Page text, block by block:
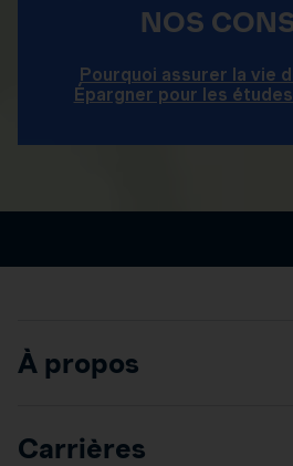
NOS
Pourquoi assurer la vie
Épargner pour les
À propos
Carrières